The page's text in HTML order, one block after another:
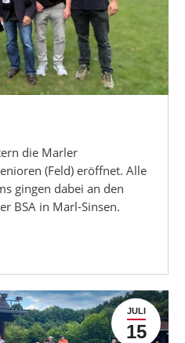
die Marler
(Feld) eröffnet. Alle
gingen dabei an den
BSA in Marl-Sinsen.
JULI
15